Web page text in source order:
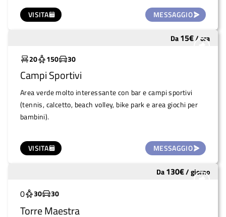
VISITA MESSAGGIO
VISITA MESSAGGIO
Da15€/ora
20
150 30
Campi Sportivi
Area verde molto interessante con bar e campi sportivi
(tennis, calcetto, beach volley, bike park e area giochi per
bambini).
Da130€/giorno
0 30 30
Torre Maestra